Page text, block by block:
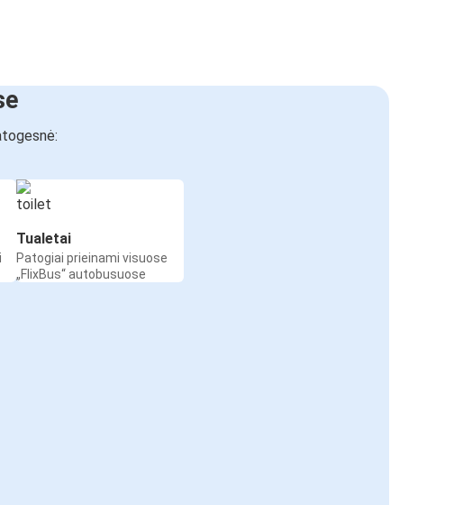
Tualetai
Patogiai prieinami visuose
„FlixBus“ autobusuose